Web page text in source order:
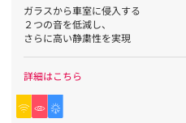
ガラスから車室に侵入する
２つの音を低減し、
さらに高い静粛性を実現
詳細はこちら